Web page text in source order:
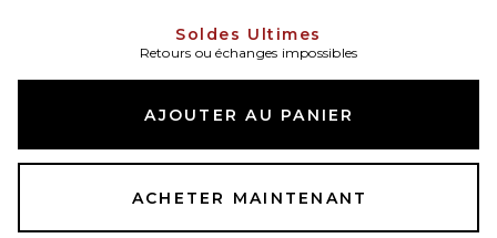
Soldes Ultimes
Retours ou échanges impossibles
AJOUTER AU PANIER
ACHETER MAINTENANT